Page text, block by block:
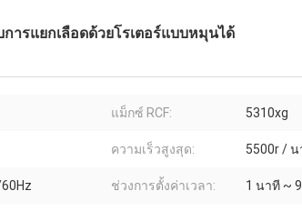
ารแยกเลือดด้วยโรเตอร์แบบหมุนได้
แม็กซ์ RCF: 5310xg
ความเร็วสูงสุด: 5500r /
ช่วงการตั้งค่าเวลา: 1 นาที ~